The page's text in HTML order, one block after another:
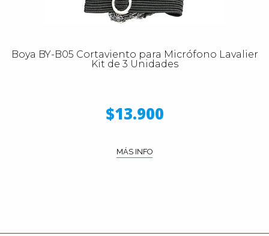
Boya BY-B05 Cortaviento para Micrófono Lavalier
Kit de 3 Unidades
$13.900
MÁS INFO